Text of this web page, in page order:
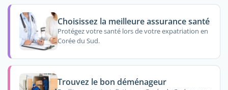
Choisissez la meilleure assurance santé
Protégez votre santé lors de votre expatriation en
Corée du Sud.
Trouvez le bon déménageur